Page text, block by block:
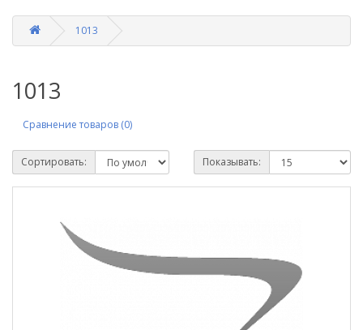
1013
1013
Сравнение товаров (0)
Сортировать: Показывать: